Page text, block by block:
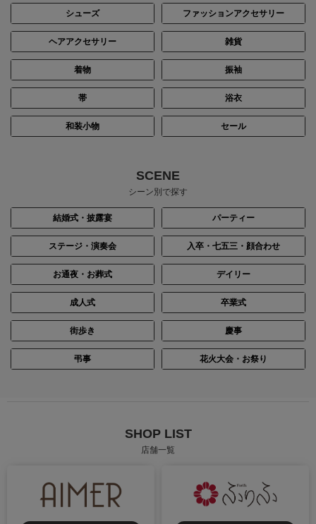
身長：145cm 身長：156cm
身長：162cm 身長：150cm
シューズ ファッションアクセサリー
ヘアアクセサリー 雑貨
着物 振袖
帯 浴衣
和装小物 セール
SCENE
シーン別で探す
結婚式・披露宴 パーティー
ステージ・演奏会 入卒・七五三・顔合わせ
お通夜・お葬式 デイリー
成人式 卒業式
街歩き 慶事
弔事 花火大会・お祭り
SHOP LIST
店舗一覧